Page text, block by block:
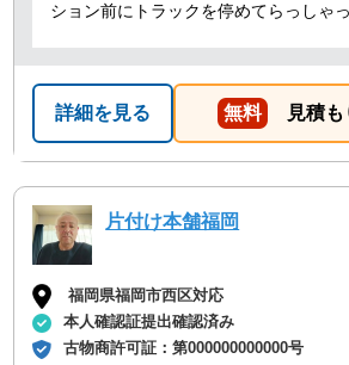
ション前にトラックを停めてらっしゃ
で待機する必要があったからか、女性
30分かかったかな？っていうぐらい早
もスッキリしたし、助かりました。
詳細を見る 無料 見積も
片付け本舗福岡
福岡県福岡市西区対応
本人確認証提出確認済み
古物商許可証：第000000000000号